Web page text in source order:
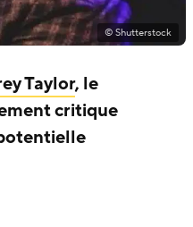
© Shutterstock
Taylor, le
critique